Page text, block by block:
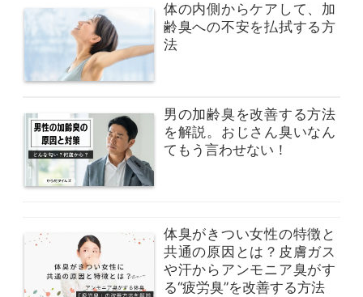
体の内側からケアして、加
齢臭への不安を払拭する方
法
男の加齢臭を改善する方法
を解説。おじさん臭いなん
てもう言わせない！
体臭がきつい女性の特徴と
共通の原因とは？皮膚ガス
や汗からアンモニア臭がす
る“疲労臭”を改善する方法